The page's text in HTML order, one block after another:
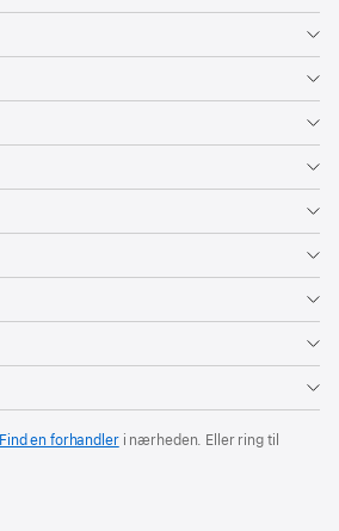
Find en forhandleri nærheden. Eller ring til